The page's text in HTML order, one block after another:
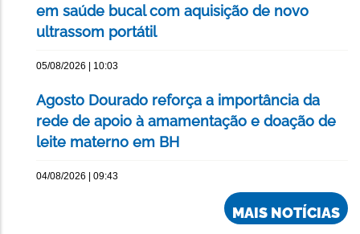
em saúde bucal com aquisição de novo
ultrassom portátil
05/08/2026 | 10:03
Agosto Dourado reforça a importância da
rede de apoio à amamentação e doação de
leite materno em BH
04/08/2026 | 09:43
MAIS NOTÍCIAS